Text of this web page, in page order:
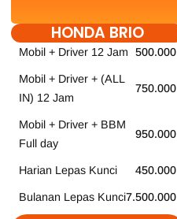
HONDA BRIO
Mobil + Driver 12 Jam 500.000
Mobil + Driver + (ALL
IN) 12 Jam
750.000
Mobil + Driver + BBM
Full day
950.000
Harian Lepas Kunci 450.000
Bulanan Lepas Kunci7.500.000